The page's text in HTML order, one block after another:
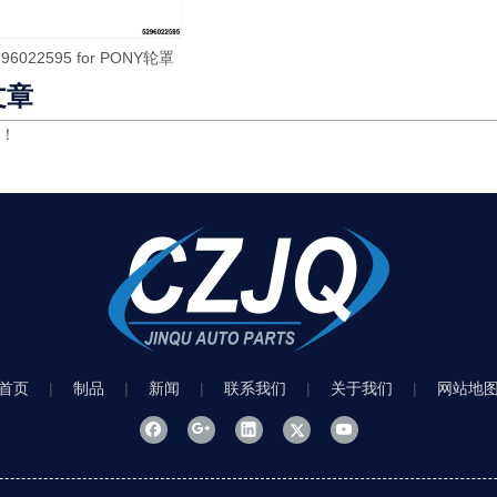
for PONY轮罩
章
页 | 制品 | 新闻 | 联系我们 | 关于我们 | 网站地